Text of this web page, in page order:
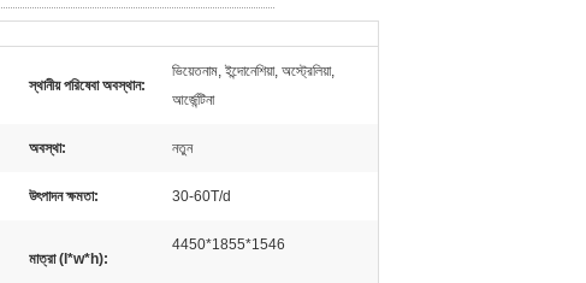
স্থানীয় পরিষেবা অবস্থান:
ভিয়েতনাম, ইন্দোনেশিয়া, অস্ট্রেলিয়া,
আর্জেন্টিনা
অবস্থা: নতুন
উৎপাদন ক্ষমতা: 30-60T/d
মাত্রা (l*w*h):
4450*1855*1546